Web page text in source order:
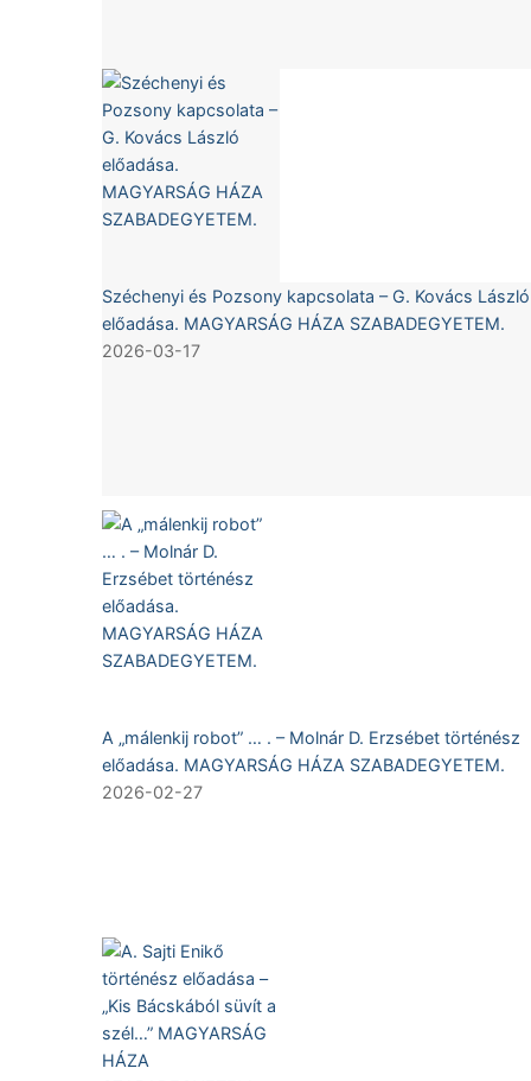
Széchenyi és Pozsony kapcsolata – G. Kovács László
előadása. MAGYARSÁG HÁZA SZABADEGYETEM.
2026-03-17
A „málenkij robot” … . – Molnár D. Erzsébet történész
előadása. MAGYARSÁG HÁZA SZABADEGYETEM.
2026-02-27